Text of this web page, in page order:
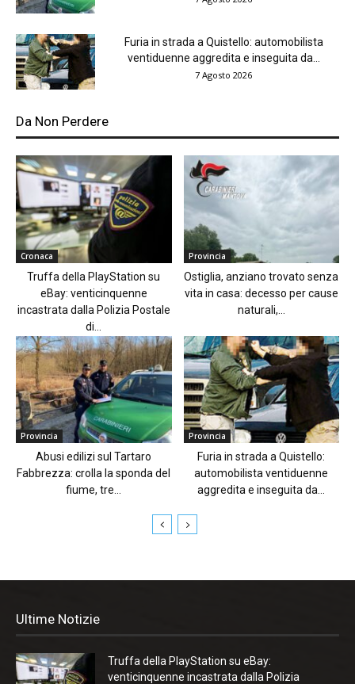
Furia in strada a Quistello: automobilista
ventiduenne aggredita e inseguita da...
7 Agosto 2026
Da Non Perdere
Cronaca
Truffa della PlayStation su
eBay: venticinquenne
incastrata dalla Polizia Postale
di...
Provincia
Ostiglia, anziano trovato senza
vita in casa: decesso per cause
naturali,...
Provincia
Abusi edilizi sul Tartaro
Fabbrezza: crolla la sponda del
fiume, tre...
Provincia
Furia in strada a Quistello:
automobilista ventiduenne
aggredita e inseguita da...
Ultime Notizie
Truffa della PlayStation su eBay:
venticinquenne incastrata dalla Polizia